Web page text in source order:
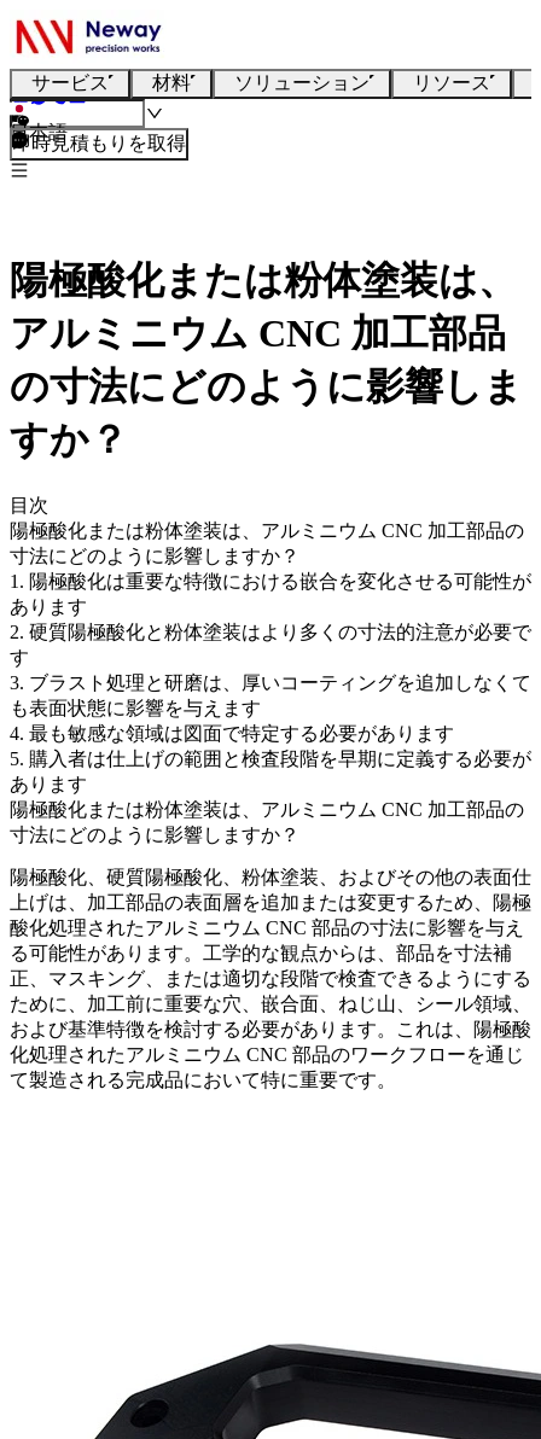
サービス 材料 ソリューション リソース
日本語
即時見積もりを取得
陽極酸化または粉体塗装は、
アルミニウム CNC 加工部品
の寸法にどのように影響しま
すか？
目次
陽極酸化または粉体塗装は、アルミニウム CNC 加工部品の
寸法にどのように影響しますか？
1. 陽極酸化は重要な特徴における嵌合を変化させる可能性が
あります
2. 硬質陽極酸化と粉体塗装はより多くの寸法的注意が必要で
す
3. ブラスト処理と研磨は、厚いコーティングを追加しなくて
も表面状態に影響を与えます
4. 最も敏感な領域は図面で特定する必要があります
5. 購入者は仕上げの範囲と検査段階を早期に定義する必要が
あります
陽極酸化または粉体塗装は、アルミニウム CNC 加工部品の
寸法にどのように影響しますか？
陽極酸化、硬質陽極酸化、粉体塗装、およびその他の表面仕
上げは、加工部品の表面層を追加または変更するため、
陽極
酸化処理されたアルミニウム CNC 部品の寸法に影響を与え
る可能性があります。工学的な観点からは、部品を寸法補
正、マスキング、または適切な段階で検査できるようにする
ために、加工前に重要な穴、嵌合面、ねじ山、シール領域、
および基準特徴を検討する必要があります。これは、
陽極酸
化処理されたアルミニウム CNC 部品のワークフローを通じ
て製造される完成品において特に重要です。